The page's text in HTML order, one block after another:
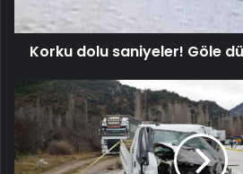
Korku dolu saniyeler! Göle
Zincirleme
kazada
can
kaybı!